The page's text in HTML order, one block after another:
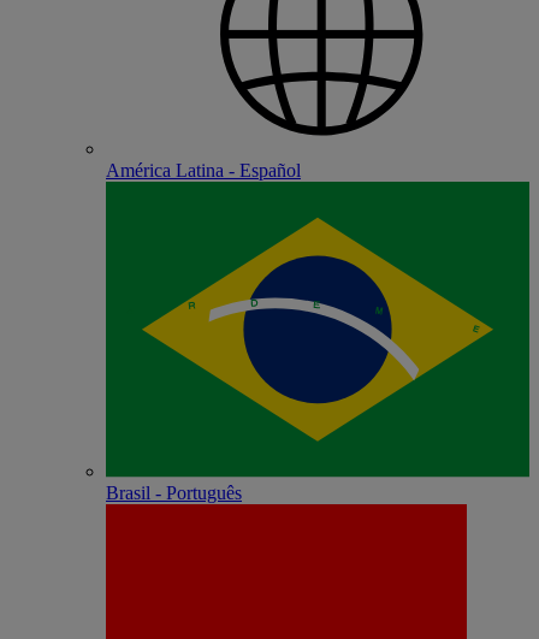
América Latina - Español
Brasil - Português